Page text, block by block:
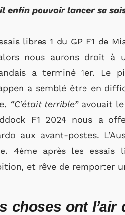
enfin pouvoir lancer sa
libres 1 du GP F1 de
nous aurons droit à
a terminé 1er. Le
a semblé être en
“C’était terrible”avouait le
F1 2024 nous a
aux avant-postes.
4ème après les essais
et rêve de remporter
choses ont l’air